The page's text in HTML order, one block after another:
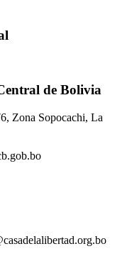
de Bolivia
Zona Sopocachi, La